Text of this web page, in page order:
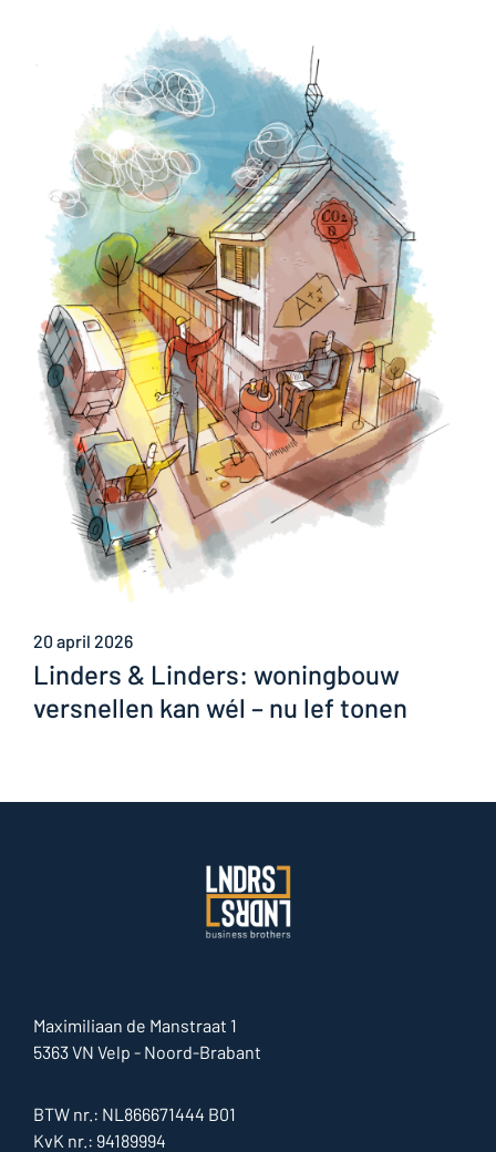
20 april 2026
Linders & Linders: woningbouw
versnellen kan wél – nu lef tonen
Maximiliaan de Manstraat 1
5363 VN Velp - Noord-Brabant
BTW nr.: NL866671444 B01
KvK nr.: 94189994